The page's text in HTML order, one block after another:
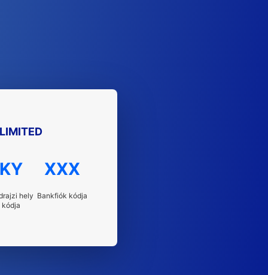
KY
hely
kódja
XXX
Bankfiók kódja